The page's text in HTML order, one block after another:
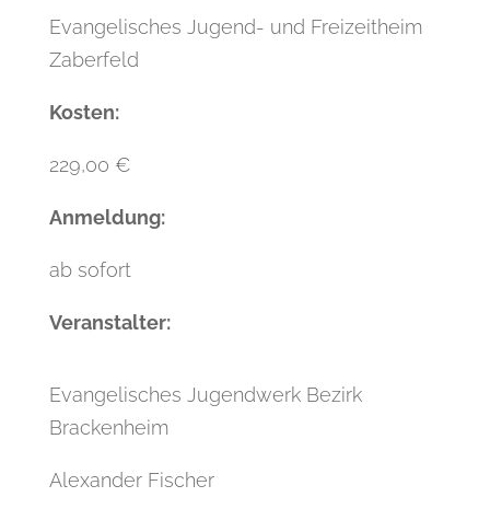
Evangelisches Jugend- und Freizeitheim
Zaberfeld
Kosten:
229,00 €
Anmeldung:
ab sofort
Veranstalter:
Evangelisches Jugendwerk Bezirk
Brackenheim
Alexander Fischer